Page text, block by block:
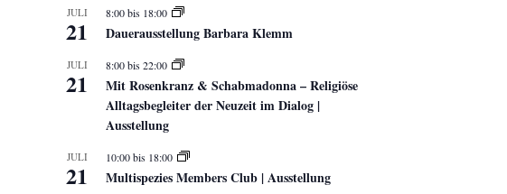
JULI
21
8:00bis 18:00
Dauerausstellung Barbara Klemm
JULI
21
8:00bis22:00
Mit Rosenkranz & Schabmadonna – Religiöse
Alltagsbegleiter der Neuzeit im Dialog |
Ausstellung
JULI
21
10:00bis 18:00
Multispezies Members Club | Ausstellung